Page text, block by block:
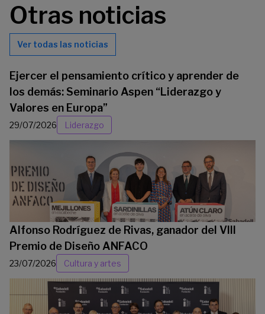
Otras noticias
Ver todas las noticias
Ejercer el pensamiento crítico y aprender de
los demás: Seminario Aspen “Liderazgo y
Valores en Europa”
29/07/2026 Liderazgo
Alfonso Rodríguez de Rivas, ganador del VIII
Premio de Diseño ANFACO
23/07/2026 Cultura y artes